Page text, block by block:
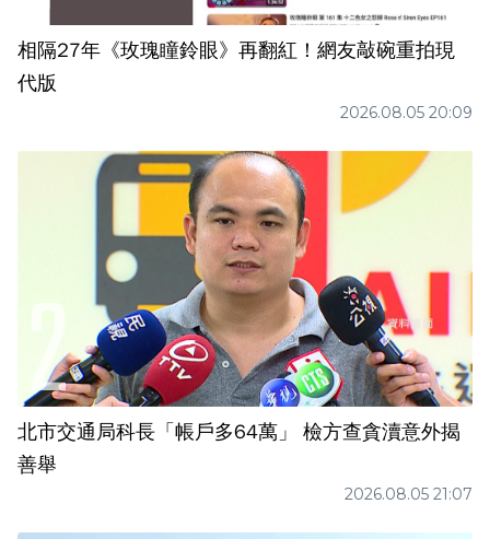
相隔27年《玫瑰瞳鈴眼》再翻紅！網友敲碗重拍現
代版
2026.08.05 20:09
北市交通局科長「帳戶多64萬」 檢方查貪瀆意外揭
善舉
2026.08.05 21:07